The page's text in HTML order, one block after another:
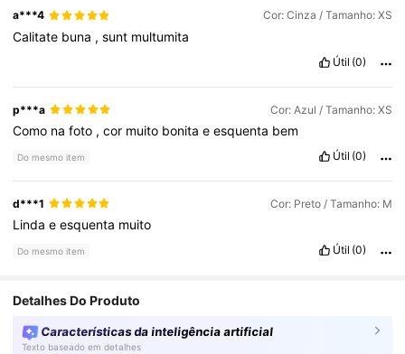
a***4 Cor: Cinza / Tamanho: XS
Calitate buna ,sunt multumita
Útil (0)
p***a Cor: Azul / Tamanho: XS
Como nafoto ,cor muito bonitaeesquenta bem
Do mesmo item Útil (0)
d***1 Cor: Preto / Tamanho: M
Lindaeesquenta muito
Do mesmo item Útil (0)
Detalhes Do Produto
Características da inteligência artificial
Texto baseado em detalhes